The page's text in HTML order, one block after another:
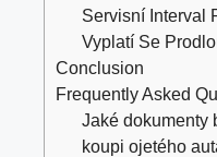
Servisní Interval
Vyplatí Se
Conclusion
Frequently Asked
Jaké dokumenty
koupi ojetého